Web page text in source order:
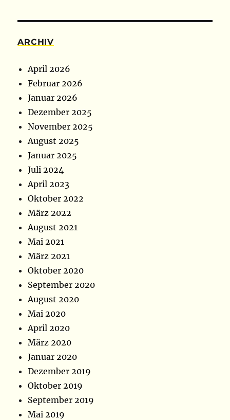
ARCHIV
April 2026
Februar 2026
Januar 2026
Dezember 2025
November 2025
August 2025
Januar 2025
Juli 2024
April 2023
Oktober 2022
März 2022
August 2021
Mai 2021
März 2021
Oktober 2020
September 2020
August 2020
Mai 2020
April 2020
März 2020
Januar 2020
Dezember 2019
Oktober 2019
September 2019
Mai 2019